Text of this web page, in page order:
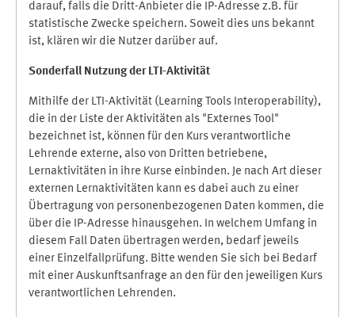
darauf, falls die Dritt-Anbieter die IP-Adresse z.B. für
statistische Zwecke speichern. Soweit dies uns bekannt
ist, klären wir die Nutzer darüber auf.
Sonderfall Nutzung der LTI-Aktivität
Mithilfe der LTI-Aktivität (Learning Tools Interoperability),
die in der Liste der Aktivitäten als "Externes Tool"
bezeichnet ist, können für den Kurs verantwortliche
Lehrende externe, also von Dritten betriebene,
Lernaktivitäten in ihre Kurse einbinden. Je nach Art dieser
externen Lernaktivitäten kann es dabei auch zu einer
Übertragung von personenbezogenen Daten kommen, die
über die IP-Adresse hinausgehen. In welchem Umfang in
diesem Fall Daten übertragen werden, bedarf jeweils
einer Einzelfallprüfung. Bitte wenden Sie sich bei Bedarf
mit einer Auskunftsanfrage an den für den jeweiligen Kurs
verantwortlichen Lehrenden.